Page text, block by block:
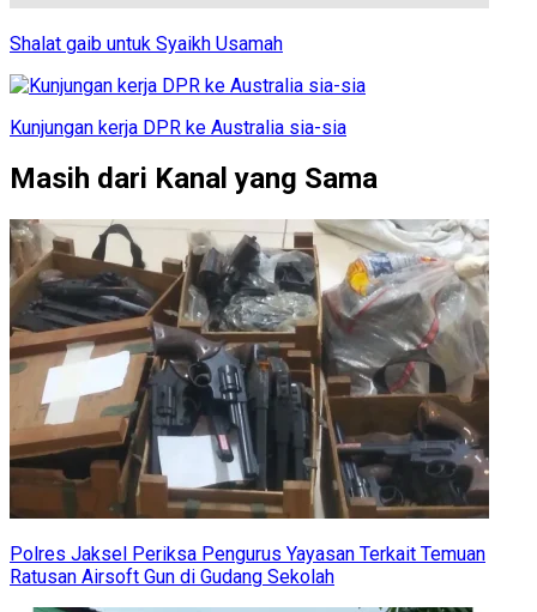
Shalat gaib untuk Syaikh Usamah
Kunjungan kerja DPR ke Australia sia-sia
Masih dari Kanal yang Sama
Polres Jaksel Periksa Pengurus Yayasan Terkait Temuan
Ratusan Airsoft Gun di Gudang Sekolah